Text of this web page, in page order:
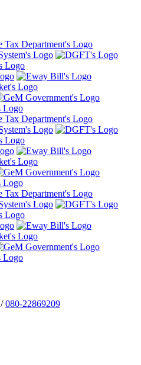
/080-22869209